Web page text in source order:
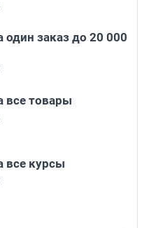
один заказ до 20 000
все товары
все курсы